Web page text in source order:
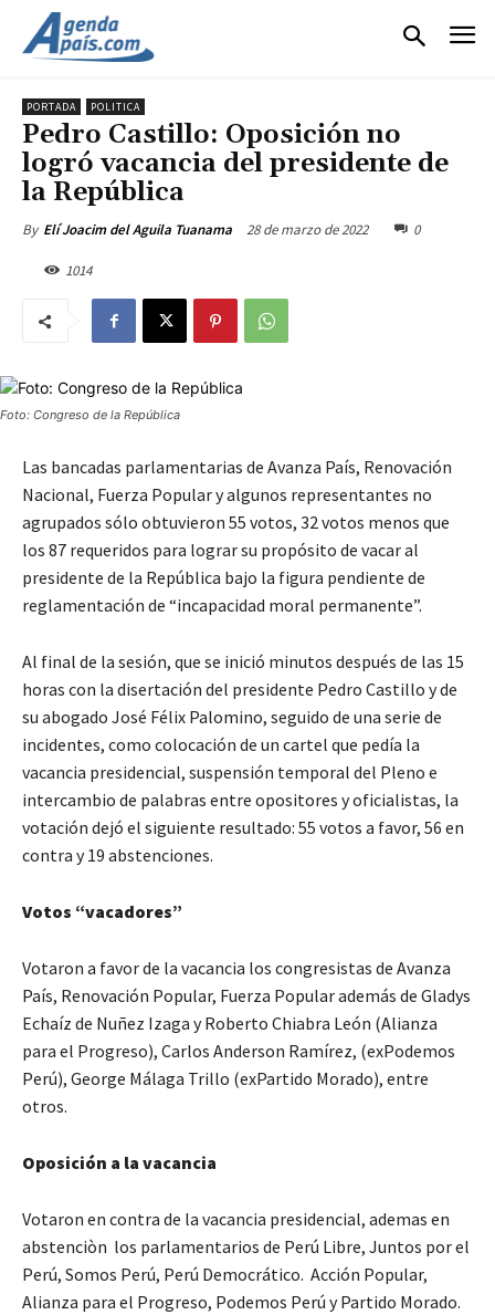
PORTADA POLITICA
Pedro Castillo: Oposición no
logró vacancia del presidente de
la República
By Elí Joacim del Aguila Tuanama 28 de marzo de 2022 0
1014
Foto: Congreso de la República
Las bancadas parlamentarias de Avanza País, Renovación
Nacional, Fuerza Popular y algunos representantes no
agrupados sólo obtuvieron 55 votos, 32 votos menos que
los 87 requeridos para lograr su propósito de vacar al
presidente de la República bajo la figura pendiente de
reglamentación de “incapacidad moral permanente”.
Al final de la sesión, que se inició minutos después de las 15
horas con la disertación del presidente Pedro Castillo y de
su abogado José Félix Palomino, seguido de una serie de
incidentes, como colocación de un cartel que pedía la
vacancia presidencial, suspensión temporal del Pleno e
intercambio de palabras entre opositores y oficialistas, la
votación dejó el siguiente resultado: 55 votos a favor, 56 en
contra y 19 abstenciones.
Votos “vacadores”
Votaron a favor de la vacancia los congresistas de Avanza
País, Renovación Popular, Fuerza Popular además de Gladys
Echaíz de Nuñez Izaga y Roberto Chiabra León (Alianza
para el Progreso), Carlos Anderson Ramírez, (exPodemos
Perú), George Málaga Trillo (exPartido Morado), entre
otros.
Oposición a la vacancia
Votaron en contra de la vacancia presidencial, ademas en
abstenciòn los parlamentarios de Perú Libre, Juntos por el
Perú, Somos Perú, Perú Democrático. Acción Popular,
Alianza para el Progreso, Podemos Perú y Partido Morado.